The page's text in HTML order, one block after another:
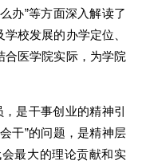
办”等方面深入解读了
校发展的办学定位、
合医学院实际，为学院
是干事创业的精神引
干”的问题，是精神层
会最大的理论贡献和实